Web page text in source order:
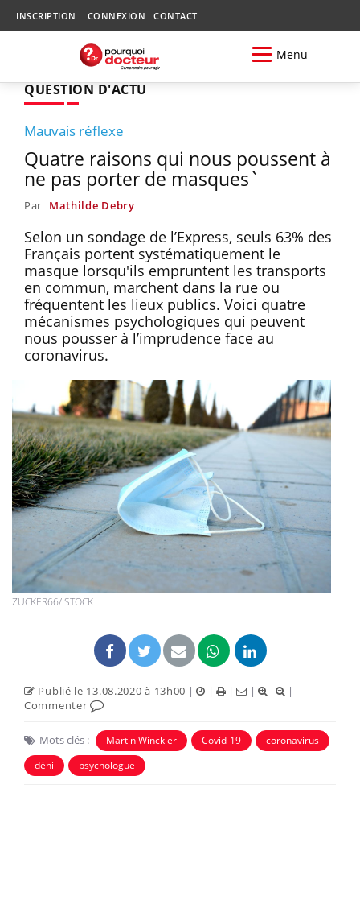
INSCRIPTION CONNEXION CONTACT
Menu
QUESTION D'ACTU
Mauvais réflexe
Quatre raisons qui nous poussent à
ne pas porter de masques`
Par Mathilde Debry
Selon un sondage de l’Express, seuls 63% des
Français portent systématiquement le
masque lorsqu'ils empruntent les transports
en commun, marchent dans la rue ou
fréquentent les lieux publics. Voici quatre
mécanismes psychologiques qui peuvent
nous pousser à l’imprudence face au
coronavirus.
ZUCKER66/ISTOCK
Publié le 13.08.2020 à 13h00 | | | |
|
Commenter
Mots clés : Martin Winckler Covid-19
coronavirus
déni
psychologue